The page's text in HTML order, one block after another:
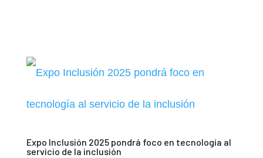
Expo Inclusión 2025 pondrá foco en tecnología al
servicio de la inclusión